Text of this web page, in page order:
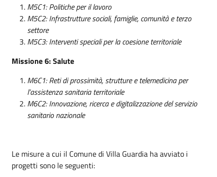
M5C1: Politiche per il lavoro
M5C2: Infrastrutture sociali, famiglie, comunità e terzo
settore
M5C3: Interventi speciali per la coesione territoriale
Missione 6: Salute
M6C1: Reti di prossimità, strutture e telemedicina per
l’assistenza sanitaria territoriale
M6C2: Innovazione, ricerca e digitalizzazione del servizio
sanitario nazionale
Le misure a cui il Comune di Villa Guardia ha avviato i
progetti sono le seguenti: